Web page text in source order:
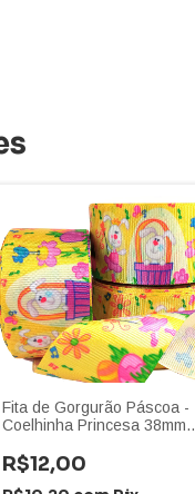
Fita de Gorgurão Páscoa -
Coelhinha Princesa 38mm
R$12,00